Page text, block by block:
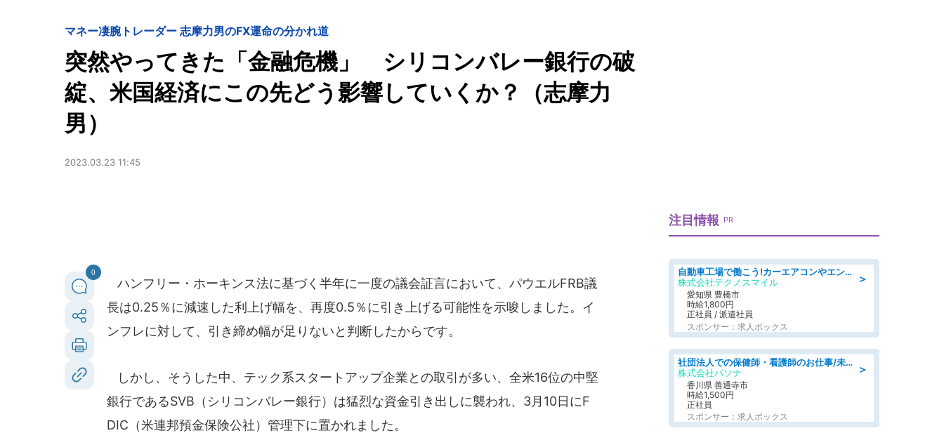
マネー凄腕トレーダー 志摩力男のFX運命の分かれ道
突然やってきた「金融危機」 シリコンバレー銀行の破
綻、米国経済にこの先どう影響していくか？（志摩力
男）
2023.03.23 11:45
0
ハンフリー・ホーキンス法に基づく半年に一度の議会証言において、パウエルFRB議
長は0.25％に減速した利上げ幅を、再度0.5％に引き上げる可能性を示唆しました。イ
ンフレに対して、引き締め幅が足りないと判断したからです。
しかし、そうした中、テック系スタートアップ企業との取引が多い、全米16位の中堅
銀行であるSVB（シリコンバレー銀行）は猛烈な資金引き出しに襲われ、3月10日にF
DIC（米連邦預金保険公社）管理下に置かれました。
注目情報 PR
＞
自動車工場で働こう!カーエアコンやエンジンの製造・加工業務/寮完備 denso aichi
株式会社テクノスマイル
愛知県 豊橋市
時給1,800円
正社員 / 派遣社員
スポンサー：求人ボックス
＞
社団法人での保健師・看護師のお仕事/未経験OK/要資格:普通免許、保健師、正看護師
株式会社パソナ
香川県 善通寺市
時給1,500円
正社員
スポンサー：求人ボックス